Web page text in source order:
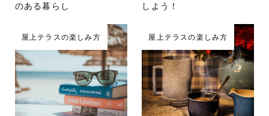
のある暮らし
しよう！
屋上テラスの楽しみ方 屋上テラスの楽しみ方